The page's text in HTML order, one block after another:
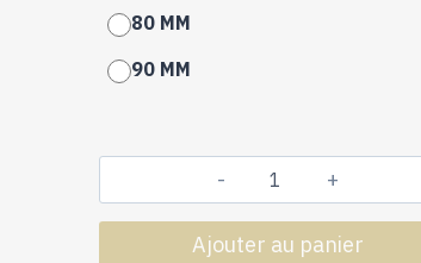
80 MM
90 MM
quantité
de
Tringles
Ajouter au panier